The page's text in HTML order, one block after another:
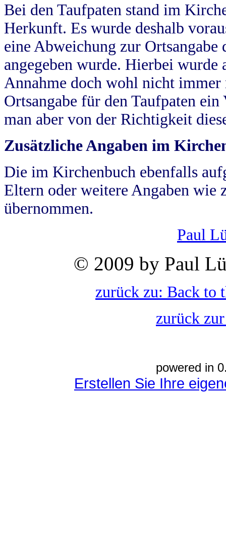
Bei den Taufpaten stand im
Herkunft. Es wurde deshalb
eine Abweichung zur
angegeben wurde. Hierbei wurde
Annahme doch wohl nicht
Ortsangabe für den Taufpaten
man aber von der Richtigkeit
Zusätzliche Angaben im
Die im Kirchenbuch ebenfalls
Eltern oder weitere Angaben wie
übernommen.
Paul
© 2009 by Paul
zurück zu: Back to
zurück
powered in
Erstellen Sie Ihre